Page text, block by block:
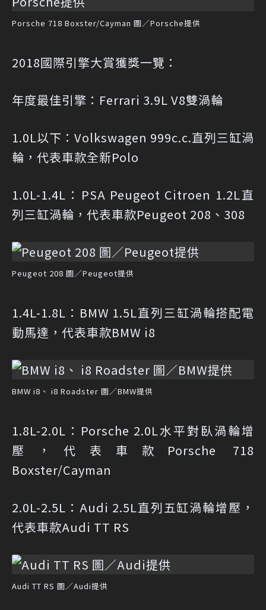
Porsche 718 Boxster/Cayman 圖／Porsche提供
2018國際引擎大賞獲獎一覽：
年度最佳引擎：Ferrari 3.9L V8雙渦輪
1.0L以下：Volkswagen 999c.c.直列三缸渦
輪，代表車款全新Polo
1.0L-1.4L：PSA Peugeot Citroen 1.2L直
列三缸渦輪，代表車款Peugeot 208、308
Peugeot 208 圖／Peugeot提供
1.4L-1.8L：BMW 1.5L直列三缸渦輪搭配電
動馬達，代表車款BMW i8
BMW i8、 i8 Roadster 圖／BMW提供
1.8L-2.0L：Porsche 2.0L水平對臥渦輪增
壓，代表車款Porsche 718
Boxster/Cayman
2.0L-2.5L：Audi 2.5L直列五缸渦輪增壓，
代表車款Audi TT RS
Audi TT RS 圖／Audi提供